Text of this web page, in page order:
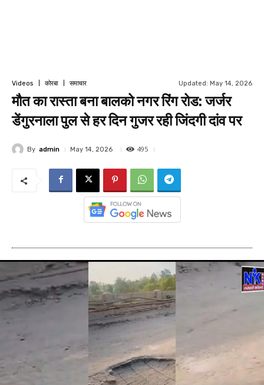
Videos कोरबा समाचार Updated: May 14, 2026
मौत का रास्ता बना बालको नगर रिंग रोड: जर्जर
डेंगुरनाला पुल से हर दिन गुजर रही जिंदगी दांव पर
By admin May 14, 2026 495